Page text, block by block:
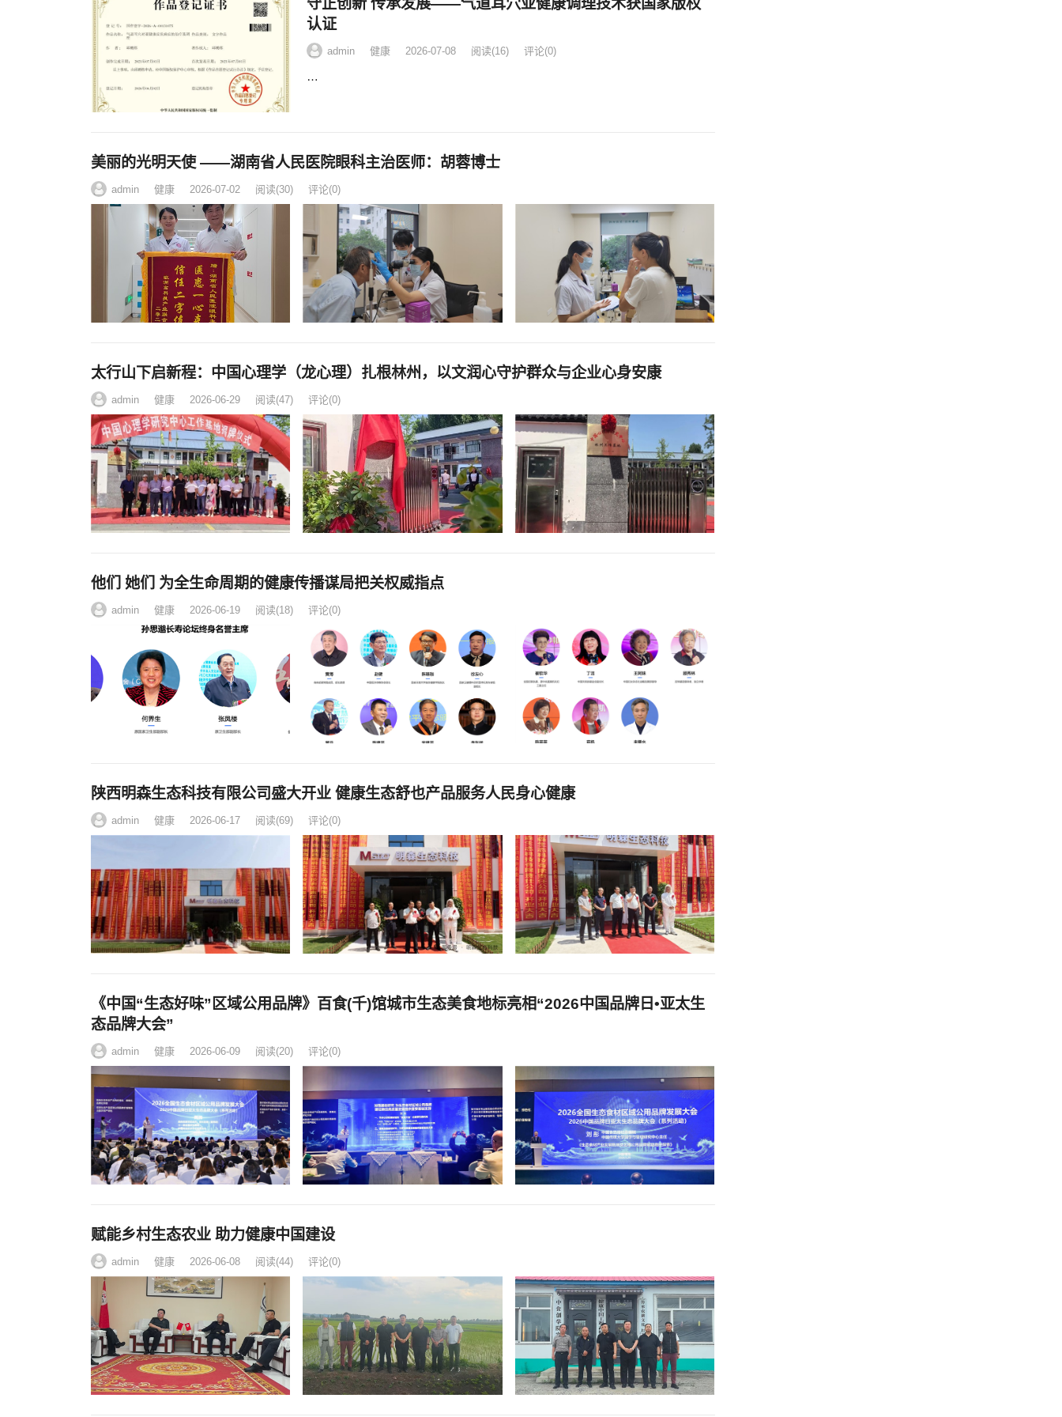
守正创新 传承发展——气道耳穴亚健康调理技术获国家版权
认证
admin 健康 2026-07-08 阅读(16) 评论(0)
…
美丽的光明天使 ——湖南省人民医院眼科主治医师：胡蓉博士
admin 健康 2026-07-02 阅读(30) 评论(0)
太行山下启新程：中国心理学（龙心理）扎根林州，以文润心守护群众与企业心身安康
admin 健康 2026-06-29 阅读(47) 评论(0)
他们 她们 为全生命周期的健康传播谋局把关权威指点
admin 健康 2026-06-19 阅读(18) 评论(0)
陕西明森生态科技有限公司盛大开业 健康生态舒也产品服务人民身心健康
admin 健康 2026-06-17 阅读(69) 评论(0)
《中国“生态好味”区域公用品牌》百食(千)馆城市生态美食地标亮相“2026中国品牌日•亚太生
态品牌大会”
admin 健康 2026-06-09 阅读(20) 评论(0)
赋能乡村生态农业 助力健康中国建设
admin 健康 2026-06-08 阅读(44) 评论(0)